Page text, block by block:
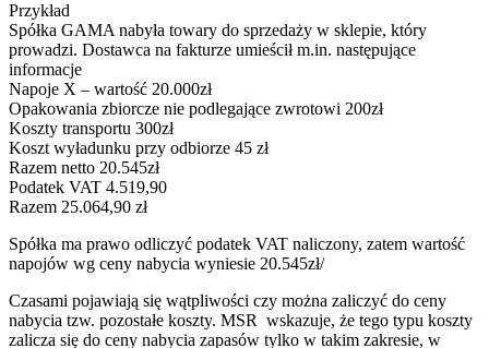
Przykład
Spółka GAMA nabyła towary do sprzedaży w sklepie, który
prowadzi. Dostawca na fakturze umieścił m.in. następujące
informacje
Napoje X – wartość 20.000zł
Opakowania zbiorcze nie podlegające zwrotowi 200zł
Koszty transportu 300zł
Koszt wyładunku przy odbiorze 45 zł
Razem netto 20.545zł
Podatek VAT 4.519,90
Razem 25.064,90 zł
Spółka ma prawo odliczyć podatek VAT naliczony, zatem wartość
napojów wg ceny nabycia wyniesie 20.545zł/
Czasami pojawiają się wątpliwości czy można zaliczyć do ceny
nabycia tzw. pozostałe koszty. MSR wskazuje, że tego typu koszty
zalicza się do ceny nabycia zapasów tylko w takim zakresie, w